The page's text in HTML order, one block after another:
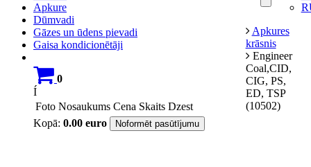
Apkure
Dūmvadi
Gāzes un ūdens pievadi
Gaisa kondicionētāji
0
Í
Foto Nosaukums Cena Skaits Dzest
Kopā: 0.00 euro Noformēt pasūtījumu
Apkures
krāsnis
Engineer
Coal,CID,
CIG, PS,
ED, TSP
(10502)